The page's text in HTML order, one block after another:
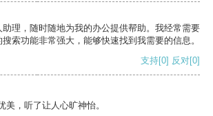
理，随时随地为我的办公提供帮助。我经常需要
索功能非常强大，能够快速找到我需要的信息。
支持[0] 反对[0]
美，听了让人心旷神怡。